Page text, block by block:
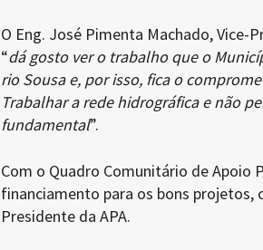
O Eng. José Pimenta Machado, Vice-
“dá gosto ver o trabalho que o
rio Sousa e, por isso, fica o
Trabalhar a rede hidrográfica e não
fundamental”.
Com o Quadro Comunitário de Apoio
financiamento para os bons projetos,
Presidente da APA.